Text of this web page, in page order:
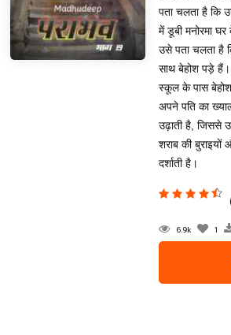
पता चलता है कि
में डूबी मनोरमा
उसे पता चलता है
साथ बेहोश पड़े
स्कूल के पास बेहोश
अपने पति का
उढ़ाती है, जिससे
शराब की बुराइयों
दर्शाती है।
6.9k 1